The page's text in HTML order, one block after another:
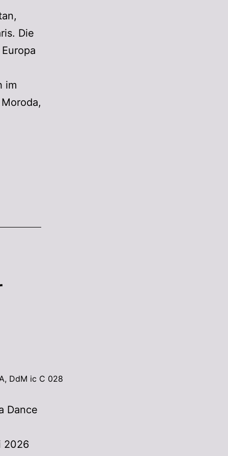
Die
im
DdM ic C 028
Dance
2026